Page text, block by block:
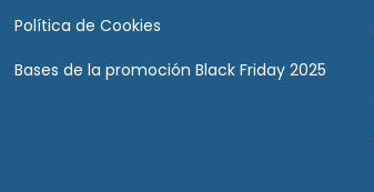
Política de Cookies
Bases de la promoción Black Friday 2025